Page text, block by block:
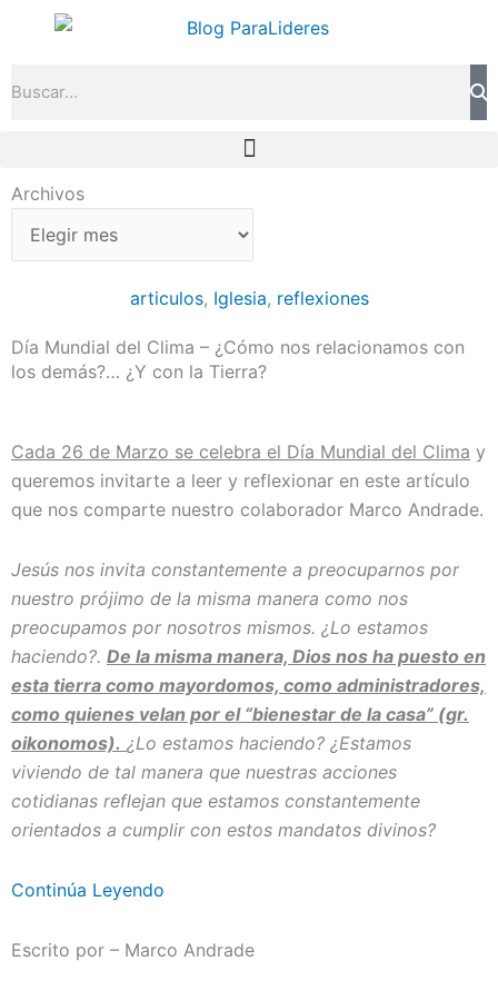
Archivos
Archivos
articulos, Iglesia, reflexiones
Día Mundial del Clima – ¿Cómo nos relacionamos con
los demás?… ¿Y con la Tierra?
Cada 26 de Marzo se celebra el Día Mundial del Clima y
queremos invitarte a leer y reflexionar en este artículo
que nos comparte nuestro colaborador Marco Andrade.
Jesús nos invita constantemente a preocuparnos por
nuestro prójimo de la misma manera como nos
preocupamos por nosotros mismos. ¿Lo estamos
haciendo?. De la misma manera, Dios nos ha puesto en
esta tierra como mayordomos, como administradores,
como quienes velan por el “bienestar de la casa” (gr.
oikonomos). ¿Lo estamos haciendo? ¿Estamos
viviendo de tal manera que nuestras acciones
cotidianas reflejan que estamos constantemente
orientados a cumplir con estos mandatos divinos?
Continúa Leyendo
Escrito por – Marco Andrade